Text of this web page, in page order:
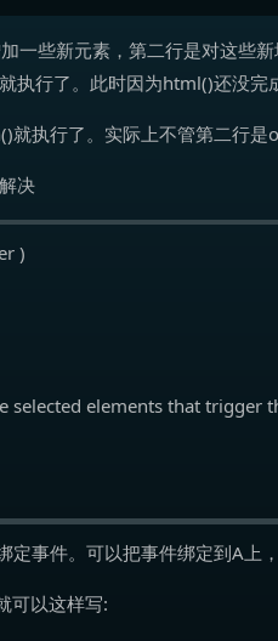
一些新元素，第二行是对这
执行了。此时因为html()还没
执行了。实际上不管第二行是
决
)
selected elements that
事件。可以把事件绑定到A上
可以这样写: